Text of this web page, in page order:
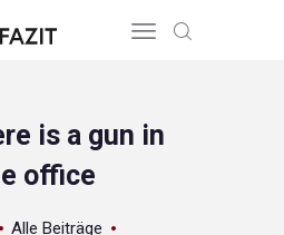
is a gun in
office
Alle Beiträge